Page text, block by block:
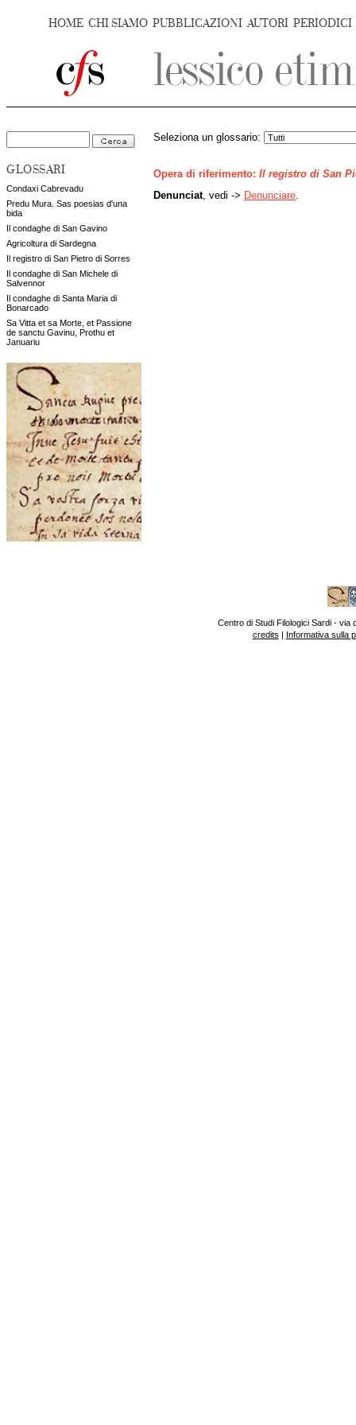
HOME CHI SIAMO PUBBLICAZIONI AUTORI PERIODICI
GLOSSARI
Condaxi Cabrevadu
Predu Mura. Sas poesias d'una
bida
Il condaghe di San Gavino
Agricoltura di Sardegna
Il registro di San Pietro di Sorres
Il condaghe di San Michele di
Salvennor
Il condaghe di Santa Maria di
Bonarcado
Sa Vitta et sa Morte, et Passione
de sanctu Gavinu, Prothu et
Januariu
Seleziona un glossario:
Opera di riferimento: Il registro di San
Denunciat, vedi -> Denunciare
Centro di Studi Filologici Sardi - via
credits | Informativa sulla